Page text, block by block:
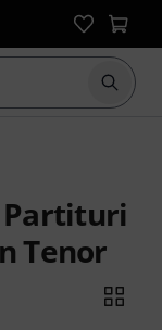
Partituri
Tenor